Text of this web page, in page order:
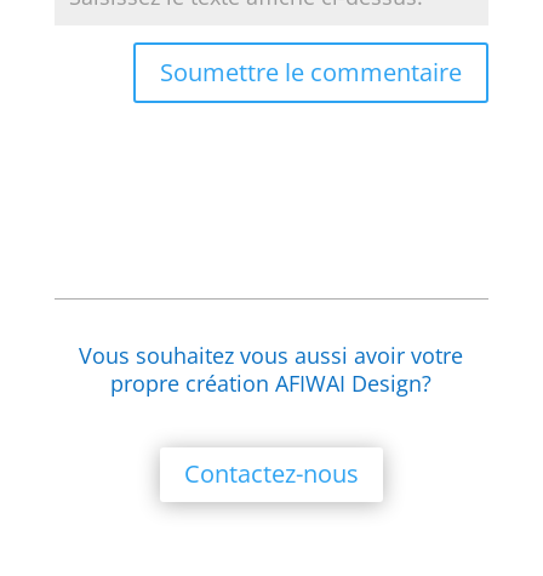
Soumettre le commentaire
Vous souhaitez vous aussi avoir votre
propre création AFIWAI Design?
Contactez-nous